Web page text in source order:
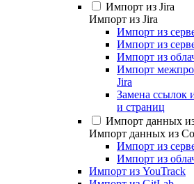
Импорт из Jira
Импорт из Jira
Импорт из
Импорт из
Импорт из
Импорт
Jira
Замена ссылок
и страниц
Импорт данных
Импорт данных из
Импорт из
Импорт из
Импорт из YouTrack